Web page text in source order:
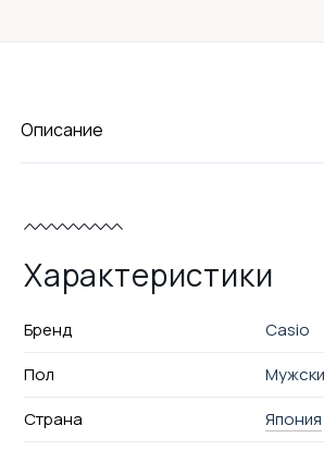
Описание
Характеристики
Бренд
Casio
Пол
Страна
Япония